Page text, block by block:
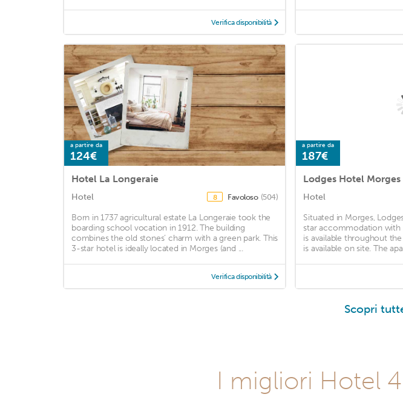
Verifica disponibilità
a partire da
124€
Hotel La Longeraie
Hotel 8 Favoloso (504)
Born in 1737 agricultural estate La Longeraie took the
boarding school vocation in 1912. The building
combines the old stones’ charm with a green park. This
3-star hotel is ideally located in Morges (and ...
Verifica disponibilità
a partire da
187€
Lodges Hotel Morges
Hotel
Situated in Morges,
star accommodation with
is available throughout
is available on site. The
Scopri
I migliori Hotel